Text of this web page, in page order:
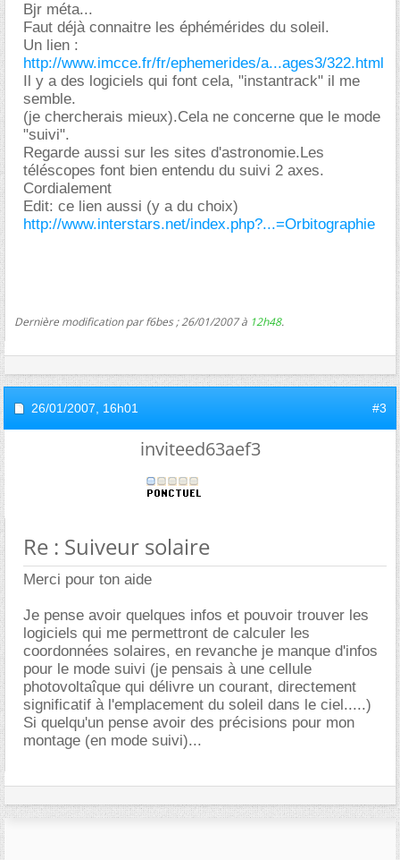
Bjr méta...
Faut déjà connaitre les éphémérides du soleil.
Un lien :
http://www.imcce.fr/fr/ephemerides/a...ages3/322.html
Il y a des logiciels qui font cela, "instantrack" il me
semble.
(je chercherais mieux).Cela ne concerne que le mode
"suivi".
Regarde aussi sur les sites d'astronomie.Les
téléscopes font bien entendu du suivi 2 axes.
Cordialement
Edit: ce lien aussi (y a du choix)
http://www.interstars.net/index.php?...=Orbitographie
Dernière modification par f6bes ; 26/01/2007 à 12h48.
26/01/2007, 16h01 #3
inviteed63aef3
Re : Suiveur solaire
Merci pour ton aide
Je pense avoir quelques infos et pouvoir trouver les
logiciels qui me permettront de calculer les
coordonnées solaires, en revanche je manque d'infos
pour le mode suivi (je pensais à une cellule
photovoltaîque qui délivre un courant, directement
significatif à l'emplacement du soleil dans le ciel.....)
Si quelqu'un pense avoir des précisions pour mon
montage (en mode suivi)...